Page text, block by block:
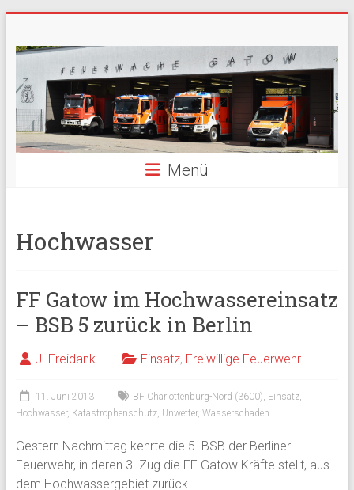
springen
Freiwillige
Feuerwehr
Berlin
Gatow
Berlin
Menü
Hochwasser
FF Gatow im Hochwassereinsatz
– BSB 5 zurück in Berlin
J. Freidank Einsatz, Freiwillige Feuerwehr
11. Juni 2013 BF Charlottenburg-Nord (3600) Einsatz,
Hochwasser, Katastrophenschutz, Unwetter, Wasserschaden
Gestern Nachmittag kehrte die 5. BSB der Berliner
Feuerwehr, in deren 3. Zug die FF Gatow Kräfte stellt, aus
dem Hochwassergebiet zurück.